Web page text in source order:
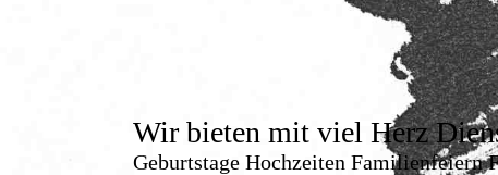
Wir bieten mit viel Herz
Geburtstage Hochzeiten